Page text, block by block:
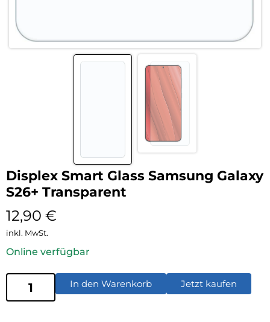
Displex Smart Glass Samsung Galaxy
S26+ Transparent
12,90 €
inkl. MwSt.
Online verfügbar
In den Warenkorb Jetzt kaufen